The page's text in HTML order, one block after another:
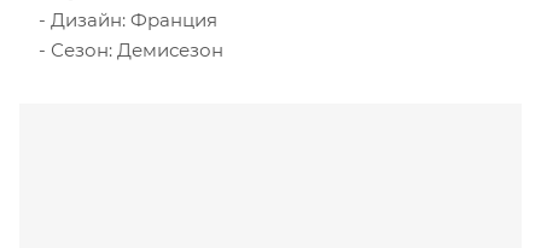
Дизайн: Франция
Сезон: Демисезон